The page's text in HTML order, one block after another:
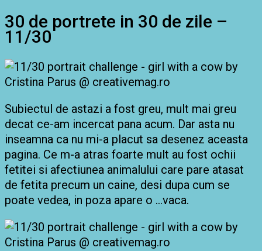
30 de portrete in 30 de zile –
11/30
Subiectul de astazi a fost greu, mult mai greu
decat ce-am incercat pana acum. Dar asta nu
inseamna ca nu mi-a placut sa desenez aceasta
pagina. Ce m-a atras foarte mult au fost ochii
fetitei si afectiunea animalului care pare atasat
de fetita precum un caine, desi dupa cum se
poate vedea, in poza apare o …vaca.